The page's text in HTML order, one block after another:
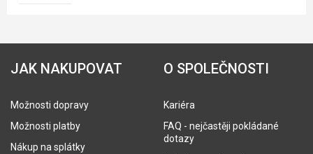
JAK NAKUPOVAT
Možnosti dopravy
Možnosti platby
Nákup na splátky
O SPOLEČNOSTI
Kariéra
FAQ - nejčastěji pokládané
dotazy